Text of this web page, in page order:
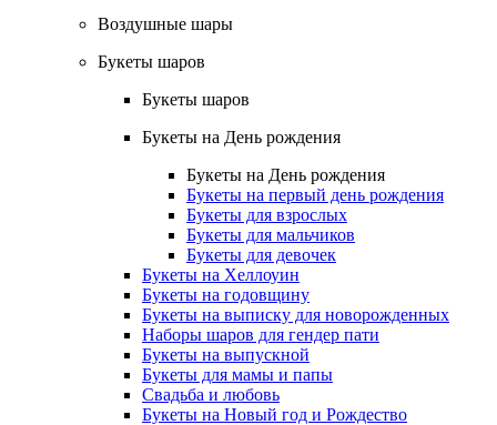
Воздушные шары
Букеты шаров
Букеты шаров
Букеты на День рождения
Букеты на День рождения
Букеты на первый день рождения
Букеты для взрослых
Букеты для мальчиков
Букеты для девочек
Букеты на Хеллоуин
Букеты на годовщину
Букеты на выписку для новорожденных
Наборы шаров для гендер пати
Букеты на выпускной
Букеты для мамы и папы
Свадьба и любовь
Букеты на Новый год и Рождество